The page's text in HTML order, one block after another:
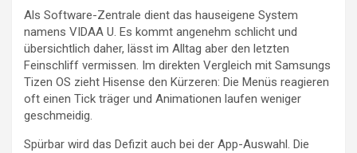
Als Software-Zentrale dient das hauseigene System
namens VIDAA U. Es kommt angenehm schlicht und
übersichtlich daher, lässt im Alltag aber den letzten
Feinschliff vermissen. Im direkten Vergleich mit Samsungs
Tizen OS zieht Hisense den Kürzeren: Die Menüs reagieren
oft einen Tick träger und Animationen laufen weniger
geschmeidig.
Spürbar wird das Defizit auch bei der App-Auswahl. Die